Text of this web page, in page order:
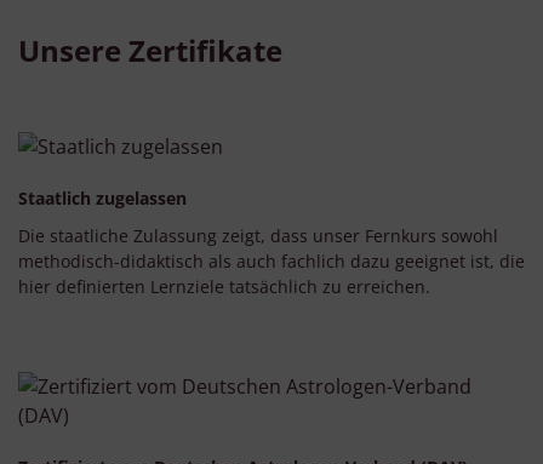
Unsere Zertifikate
Staatlich zugelassen
Die staatliche Zulassung zeigt, dass unser Fernkurs sowohl
methodisch-didaktisch als auch fachlich dazu geeignet ist, die
hier definierten Lernziele tatsächlich zu erreichen.